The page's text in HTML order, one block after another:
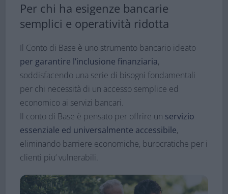
Per chi ha esigenze bancarie
semplici e operatività ridotta
Il Conto di Base è uno strumento bancario ideato
per garantire l’inclusione finanziaria,
soddisfacendo una serie di bisogni fondamentali
per chi necessità di un accesso semplice ed
economico ai servizi bancari.
Il conto di Base è pensato per offrire un servizio
essenziale ed universalmente accessibile,
eliminando barriere economiche, burocratiche per i
clienti piu’ vulnerabili.